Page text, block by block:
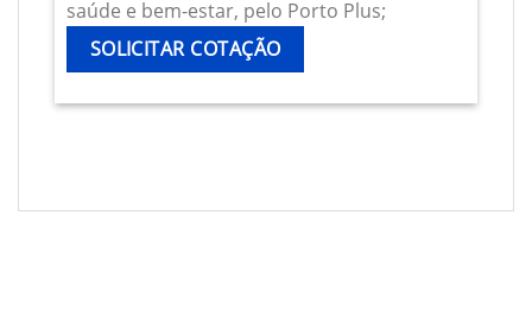
saúde e bem-estar, pelo Porto Plus;
SOLICITAR COTAÇÃO